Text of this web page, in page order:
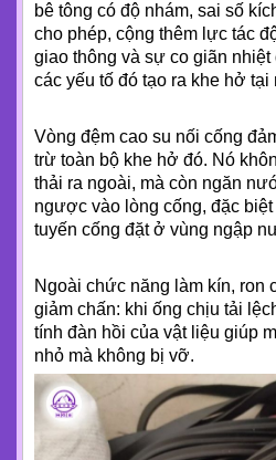
bê tông có độ nhám, sai số
cho phép, cộng thêm lực tác
giao thông và sự co giãn nhiệt
các yếu tố đó tạo ra khe hở tại
Vòng đệm cao su nối cống
trừ toàn bộ khe hở đó. Nó
thải ra ngoài, mà còn ngăn
ngược vào lòng cống, đặc
tuyến cống đặt ở vùng ngập
Ngoài chức năng làm kín, ron
giảm chấn: khi ống chịu tải
tính đàn hồi của vật liệu giúp
nhỏ mà không bị vỡ.